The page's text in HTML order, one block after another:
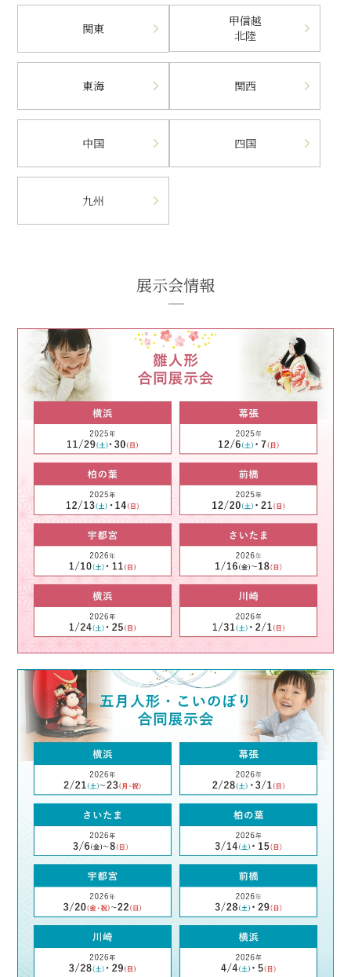
関東
甲信越
北陸
東海 関西
中国 四国
九州
展示会情報